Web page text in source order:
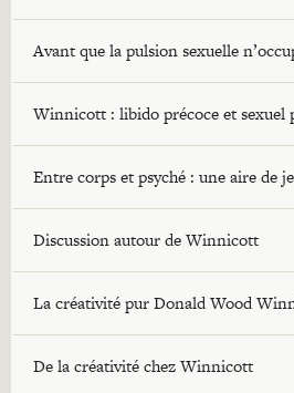
Avant que la pulsion sexuelle
Winnicott : libido précoce et sexuel
Entre corps et psyché : une aire de
Discussion autour de Winnicott
La créativité pur Donald Wood
De la créativité chez Winnicott